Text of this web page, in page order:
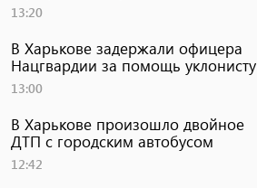
13:20
В Харькове задержали офицера
Нацгвардии за помощь уклонисту
13:00
В Харькове произошло двойное
ДТП с городским автобусом
12:42